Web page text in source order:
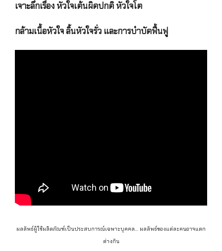
เจาะลึกเรื่อง หัวใจเต้นผิดปกติ หัวใจโต
กล้ามเนื้อหัวใจ ลิ้นหัวใจรั่ว และการบำบัดฟื้นฟู
ผลลัพธ์ผู้ใช้ผลิตภัณฑ์เป็นประสบการณ์เฉพาะบุคคล… ผลลัพธ์ของแต่ละคนอาจแตก
ต่างกัน